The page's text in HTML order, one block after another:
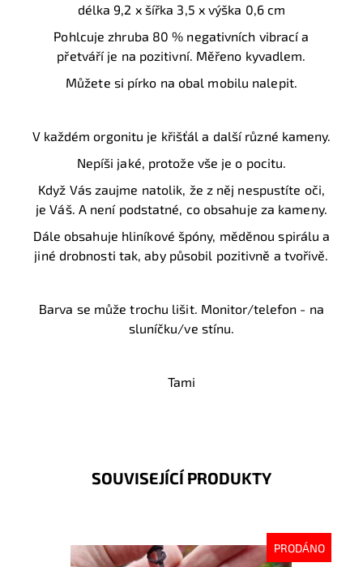
délka 9,2 x šířka 3,5 x výška 0,6 cm
Pohlcuje zhruba 80 % negativních vibrací a
přetváří je na pozitivní. Měřeno kyvadlem.
Můžete si pírko na obal mobilu nalepit.
V každém orgonitu je křišťál a další různé kameny.
Nepíši jaké, protože vše je o pocitu.
Když Vás zaujme natolik, že z něj nespustíte oči,
je Váš. A není podstatné, co obsahuje za kameny.
Dále obsahuje hliníkové špóny, měděnou spirálu a
jiné drobnosti tak, aby působil pozitivně a tvořivě.
Barva se může trochu lišit. Monitor/telefon - na
sluníčku/ve stínu.
Tami
SOUVISEJÍCÍ PRODUKTY
PRODÁNO